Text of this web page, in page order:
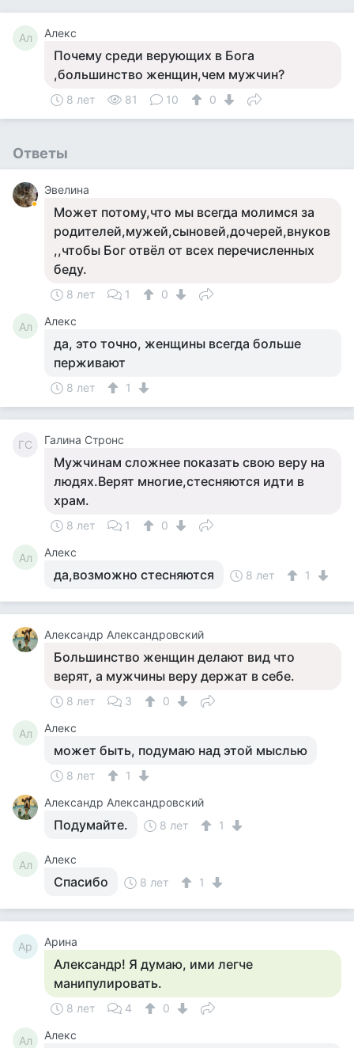
Ал Алекс
Почему среди верующих в Бога
,большинство женщин,чем мужчин?
8 лет 81 10 0
Ответы
Эвелина
Может потому,что мы всегда молимся за
родителей,мужей,сыновей,дочерей,внуков
,,чтобы Бог отвёл от всех перечисленных
беду.
8 лет 1 0
Ал Алекс
да, это точно, женщины всегда больше
перживают
8 лет 1
ГС Галина Стронс
Мужчинам сложнее показать свою веру на
людях.Верят многие,стесняются идти в
храм.
8 лет 1 0
Ал Алекс
да,возможно стесняются 8 лет 1
Александр Александровский
Большинство женщин делают вид что
верят, а мужчины веру держат в себе.
8 лет 3 0
Ал Алекс
может быть, подумаю над этой мыслью
8 лет
1
Александр Александровский
Подумайте. 8 лет 1
Ал Алекс
Спасибо 8 лет 1
Ар Арина
Александр! Я думаю, ими легче
манипулировать.
8 лет 4 0
Ал Алекс